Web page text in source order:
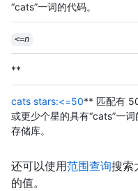
“cats”一词的代码。
<=n
**
cats stars:<=50** 匹配有
或更少个星的具有“cats”一词
存储库。
还可以使用范围查询搜索
的值。